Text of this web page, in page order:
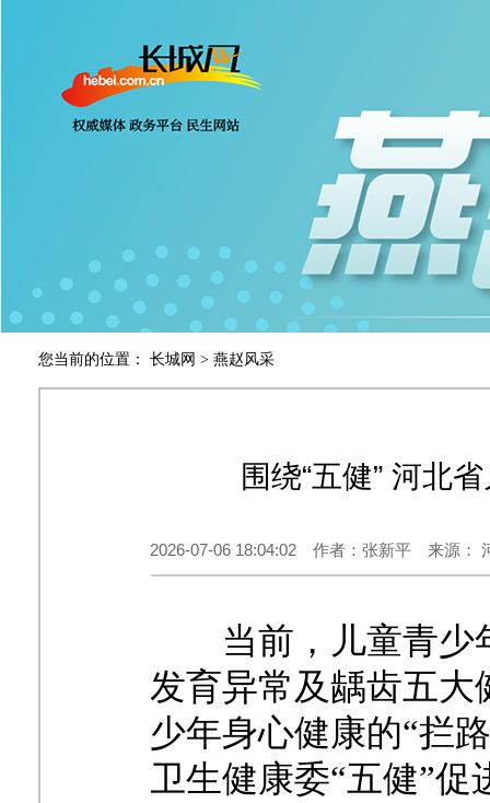
您当前的位置： 长城网 > 燕赵风采
围绕“五健” 河北
2026-07-06 18:04:02 作者：张新平 来源：
当前，儿童青
发育异常及龋齿五
少年身心健康的“拦
卫生健康委“五健”